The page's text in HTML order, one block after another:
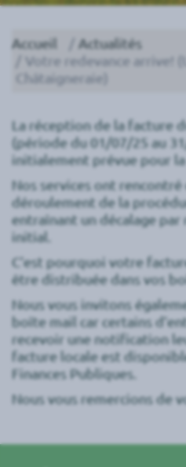
Accueil
Actualités
Votre redevance arrive!
Châtaigneraie)
La réception de la facture
(période du 01/07/25 au
initialement prévue pour la
Nos services ont
déroulement de la
entraînant un décalage
initial.
C’est pourquoi votre
être distribuée dans vos
Nous vous invitons
boîte mail car certains
recevoir une notification
facture locale est
Finances Publiques.
Nous vous remercions de